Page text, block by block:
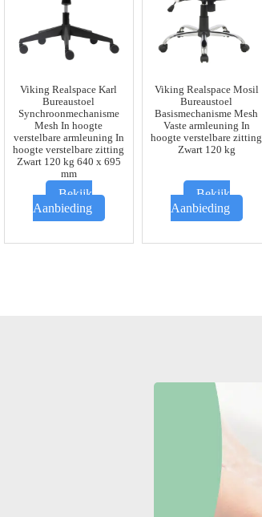
Viking Realspace Karl
Bureaustoel
Synchroonmechanisme
Mesh In hoogte
verstelbare armleuning In
hoogte verstelbare zitting
Zwart 120 kg 640 x 695
mm
Bekijk
Aanbieding
Viking Realspace Mosil
Bureaustoel
Basismechanisme Mesh
Vaste armleuning In
hoogte verstelbare zitting
Zwart 120 kg
Bekijk
Aanbieding